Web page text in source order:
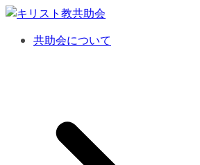
コ
共助会について